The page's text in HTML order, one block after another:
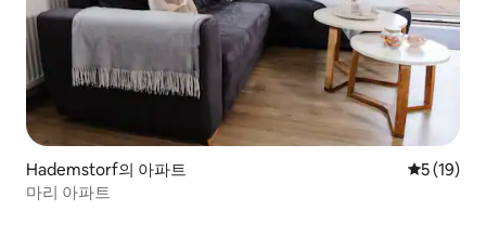
Hademstorf의 아파트 평점 5점
5 (19)
마리 아파트